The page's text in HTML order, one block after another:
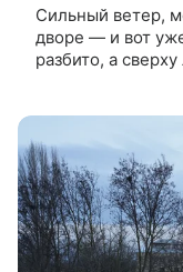
Сильный ветер,
дворе — и вот
разбито, а